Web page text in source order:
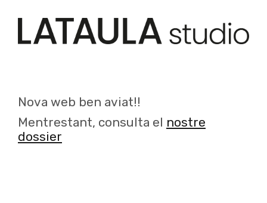
Nova web ben aviat!!
Mentrestant, consulta el nostre
dossier